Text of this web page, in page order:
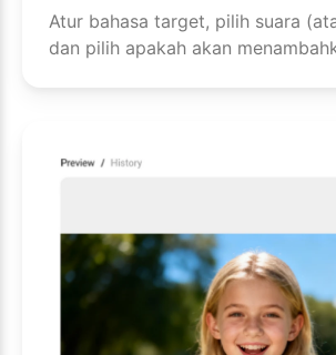
Atur bahasa target, pilih suara
dan pilih apakah akan